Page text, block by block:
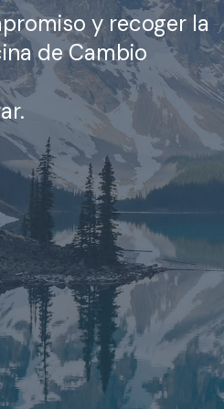
y recoger la
de Cambio